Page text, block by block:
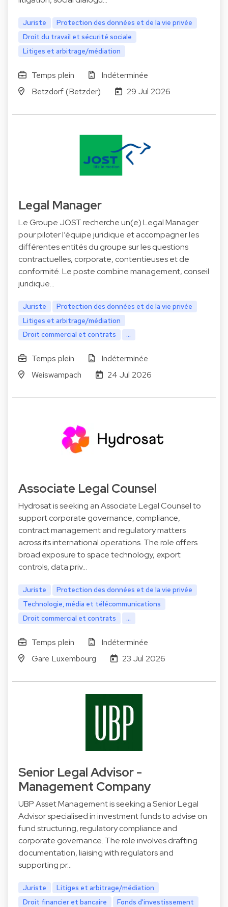
Juriste
Protection des données et de la vie privée
Droit du travail et sécurité sociale
Litiges et arbitrage/médiation
Temps plein
Indéterminée
Betzdorf (Betzder)
29 Jul 2026
Legal Manager
Le Groupe JOST recherche un(e) Legal Manager
pour piloter l’équipe juridique et accompagner les
différentes entités du groupe sur les questions
contractuelles, corporate, contentieuses et de
conformité. Le poste combine management, conseil
juridique…
Juriste
Protection des données et de la vie privée
Litiges et arbitrage/médiation
Droit commercial et contrats
...
Temps plein
Indéterminée
Weiswampach
24 Jul 2026
Associate Legal Counsel
Hydrosat is seeking an Associate Legal Counsel to
support corporate governance, compliance,
contract management and regulatory matters
across its international operations. The role offers
broad exposure to space technology, export
controls, data priv…
Juriste
Protection des données et de la vie privée
Technologie, média et télécommunications
Droit commercial et contrats
...
Temps plein
Indéterminée
Gare Luxembourg
23 Jul 2026
Senior Legal Advisor -
Management Company
UBP Asset Management is seeking a Senior Legal
Advisor specialised in investment funds to advise on
fund structuring, regulatory compliance and
corporate governance. The role involves drafting
documentation, liaising with regulators and
supporting pr…
Juriste
Litiges et arbitrage/médiation
Droit financier et bancaire
Fonds d'investissement